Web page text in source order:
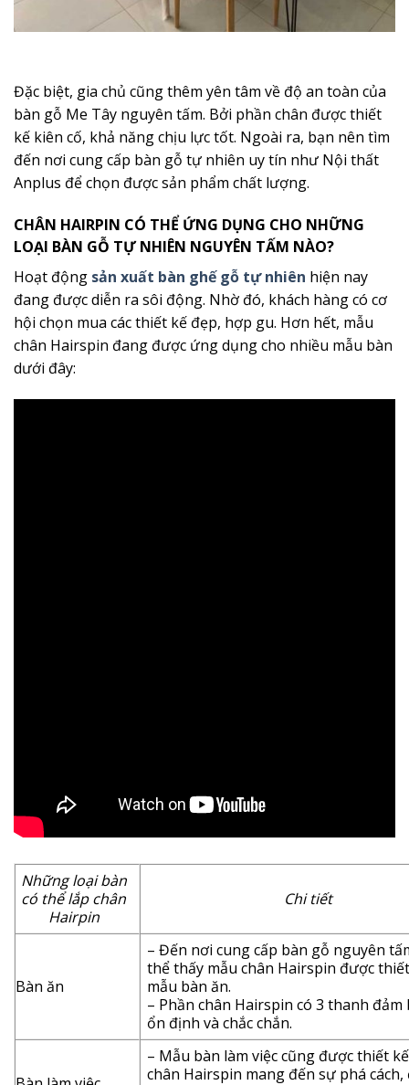
Đặc biệt, gia chủ cũng thêm yên tâm về độ an toàn của
bàn gỗ Me Tây nguyên tấm. Bởi phần chân được thiết
kế kiên cố, khả năng chịu lực tốt. Ngoài ra, bạn nên tìm
đến nơi cung cấp bàn gỗ tự nhiên uy tín như Nội thất
Anplus để chọn được sản phẩm chất lượng.
CHÂN HAIRPIN CÓ THỂ ỨNG DỤNG CHO NHỮNG
LOẠI BÀN GỖ TỰ NHIÊN NGUYÊN TẤM NÀO?
Hoạt động sản xuất bàn ghế gỗ tự nhiên hiện nay
đang được diễn ra sôi động. Nhờ đó, khách hàng có cơ
hội chọn mua các thiết kế đẹp, hợp gu. Hơn hết, mẫu
chân Hairspin đang được ứng dụng cho nhiều mẫu bàn
dưới đây:
Những loại bàn
có thể lắp chân
Hairpin
Chi tiết
Bàn ăn
– Đến nơi cung cấp bàn gỗ nguyên
thể thấy mẫu chân Hairspin được
mẫu bàn ăn.
– Phần chân Hairspin có 3 thanh đảm
ổn định và chắc chắn.
– Mẫu bàn làm việc cũng được thiết
chân Hairspin mang đến sự phá cách,